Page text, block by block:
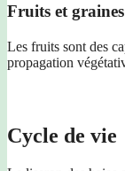
Fruits et graines
Les fruits sont des
propagation
Cycle de vie